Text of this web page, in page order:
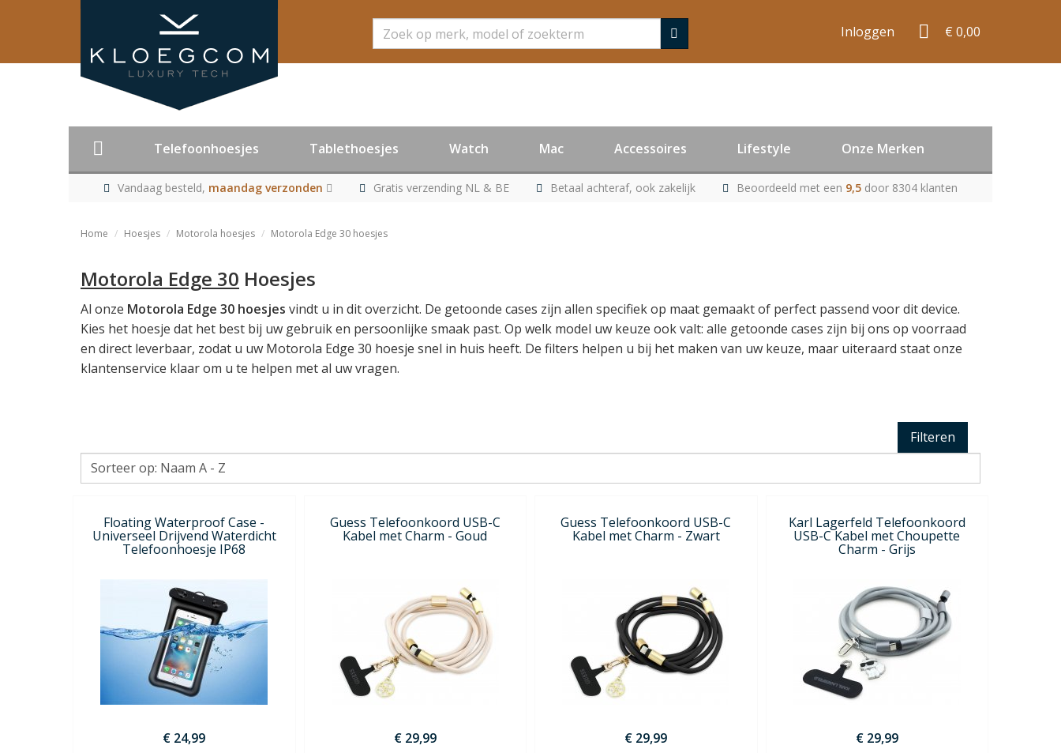
Zoeken Inloggen € 0,00
Telefoonhoesjes Tablethoesjes Watch Mac Accessoires Lifestyle Onze Merken
Vandaag besteld, maandag verzonden Gratis verzending NL & BE Betaal achteraf, ook zakelijk Beoordeeld met een 9,5 door 8304 klanten
Home Hoesjes Motorola hoesjes Motorola Edge 30 hoesjes
Motorola Edge 30 Hoesjes
Al onze Motorola Edge 30 hoesjes vindt u in dit overzicht. De getoonde cases zijn allen specifiek op maat gemaakt of perfect passend voor dit device.
Kies het hoesje dat het best bij uw gebruik en persoonlijke smaak past. Op welk model uw keuze ook valt: alle getoonde cases zijn bij ons op voorraad
en direct leverbaar, zodat u uw Motorola Edge 30 hoesje snel in huis heeft. De filters helpen u bij het maken van uw keuze, maar uiteraard staat onze
klantenservice klaar om u te helpen met al uw vragen.
Filteren
Floating Waterproof Case -
Universeel Drijvend Waterdicht
Telefoonhoesje IP68
€ 24,99
Guess Telefoonkoord USB-C
Kabel met Charm - Goud
€ 29,99
Guess Telefoonkoord USB-C
Kabel met Charm - Zwart
€ 29,99
Karl Lagerfeld Telefoonkoord
USB-C Kabel met Choupette
Charm - Grijs
€ 29,99